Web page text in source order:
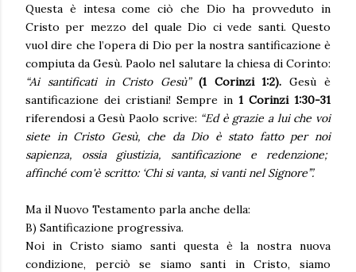
Questa è intesa come ciò che Dio ha provveduto in
Cristo per mezzo del quale Dio ci vede santi. Questo
vuol dire che l’opera di Dio per la nostra santificazione è
compiuta da Gesù. Paolo nel salutare la chiesa di Corinto:
“Ai santificati in Cristo Gesù” (1 Corinzi 1:2). Gesù è
santificazione dei cristiani! Sempre in 1 Corinzi 1:30-31
riferendosi a Gesù Paolo scrive: “Ed è grazie a lui che voi
siete in Cristo Gesù, che da Dio è stato fatto per noi
sapienza, ossia giustizia, santificazione e redenzione;
affinché com'è scritto: ‘Chi si vanta, si vanti nel Signore’”.
Ma il Nuovo Testamento parla anche della:
B) Santificazione progressiva.
Noi in Cristo siamo santi questa è la nostra nuova
condizione, perciò se siamo santi in Cristo, siamo